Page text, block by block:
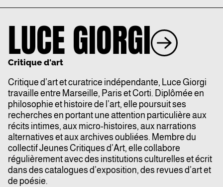
LUCE GIORGI
Critique d'art
Critique d’art et curatrice indépendante, Luce Giorgi
travaille entre Marseille, Paris et Corti. Diplômée en
philosophie et histoire de l’art, elle poursuit ses
recherches en portant une attention particulière aux
récits intimes, aux micro-histoires, aux narrations
alternatives et aux archives oubliées. Membre du
collectif Jeunes Critiques d’Art, elle collabore
régulièrement avec des institutions culturelles et écrit
dans des catalogues d’exposition, des revues d’art et
de poésie.